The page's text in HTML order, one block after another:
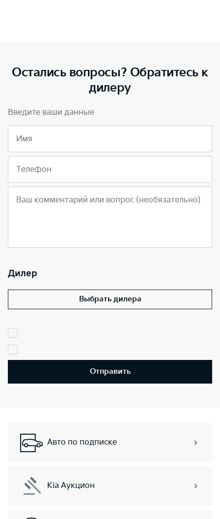
Остались вопросы? Обратитесь к
дилеру
Введите ваши данные
Имя
Телефон
Дилер
Выбрать дилера
Отправить
Авто по подписке
Kia Аукцион